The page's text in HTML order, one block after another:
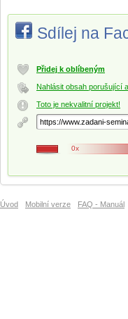
Sdílej na
Přidej k oblíbeným
Nahlásit obsah porušující
Toto je nekvalitní projekt!
0x
Úvod Mobilní verze FAQ - Manuál